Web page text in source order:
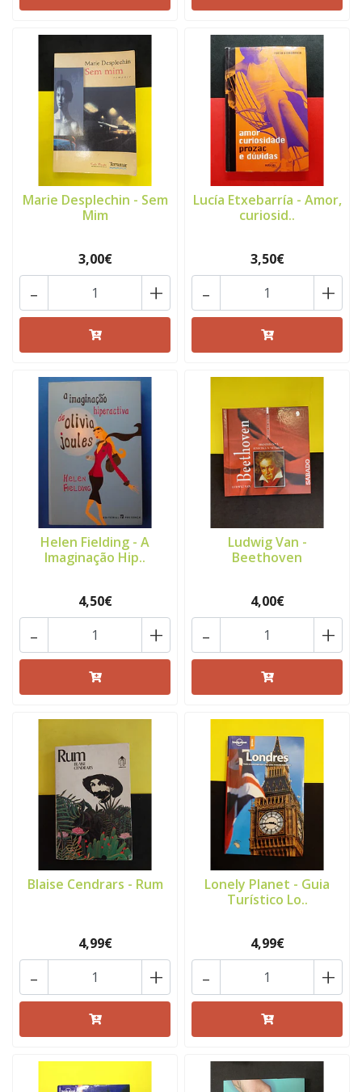
Marie Desplechin - Sem
Mim
3,00€
+
-
Lucía Etxebarría - Amor,
curiosid..
3,50€
+
-
Helen Fielding - A
Imaginação Hip..
4,50€
+
-
Ludwig Van -
Beethoven
4,00€
+
-
Blaise Cendrars - Rum
4,99€
+
-
Lonely Planet - Guia
Turístico Lo..
4,99€
+
-